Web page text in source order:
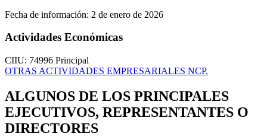
Fecha de información: 2 de enero de 2026
Actividades Económicas
CIIU: 74996 Principal
OTRAS ACTIVIDADES EMPRESARIALES NCP.
ALGUNOS DE LOS PRINCIPALES
EJECUTIVOS, REPRESENTANTES O
DIRECTORES